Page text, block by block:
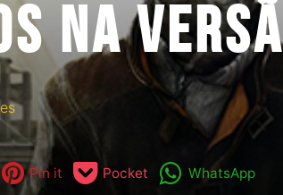
NA
Pin it Pocket WhatsApp